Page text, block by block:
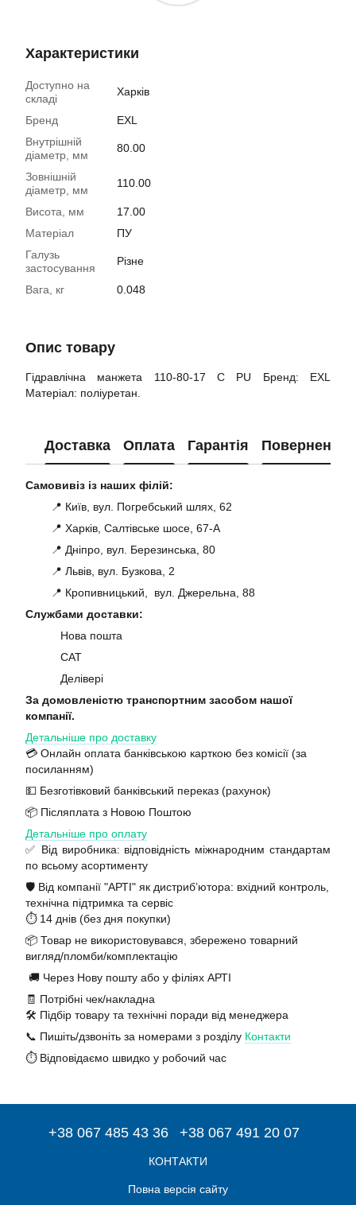
Характеристики
Доступно на
складі
Харків
Бренд
EXL
Внутрішній
діаметр, мм
80.00
Зовнішній
діаметр, мм
110.00
Висота, мм
17.00
Матеріал
ПУ
Галузь
застосування
Різне
Вага, кг 0.048
Опис товару
Гідравлічна манжета 110-80-17 С PU Бренд: EXL
Матеріал: поліуретан.
Доставка Оплата Гарантія Повернення
Самовивіз із наших філій:
📍 Київ, вул. Погребський шлях, 62
📍 Харків, Салтівське шосе, 67-А
📍 Дніпро, вул. Березинська, 80
📍 Львів, вул. Бузкова, 2
📍 Кропивницький, вул. Джерельна, 88
Службами доставки:
Нова пошта
САТ
Делівері
За домовленістю транспортним засобом нашої
компанії.
Детальніше про доставку
💳 Онлайн оплата банківською карткою без комісії (за
посиланням)
💵 Безготівковий банківський переказ (рахунок)
📦 Післяплата з Новою Поштою
Детальніше про оплату
✅ Від виробника: відповідність міжнародним стандартам
по всьому асортименту
🛡️ Від компанії "АРТІ" як дистриб’ютора: вхідний контроль,
технічна підтримка та сервіс
⏱️ 14 днів (без дня покупки)
📦 Товар не використовувався, збережено товарний
вигляд/пломби/комплектацію
🚚 Через Нову пошту або у філіях АРТІ
🧾 Потрібні чек/накладна
🛠️ Підбір товару та технічні поради від менеджера
📞 Пишіть/дзвоніть за номерами з розділу Контакти
⏱️ Відповідаємо швидко у робочий час
+38 067 485 43 36 +38 067 491 20 07
КОНТАКТИ
Повна версія сайту